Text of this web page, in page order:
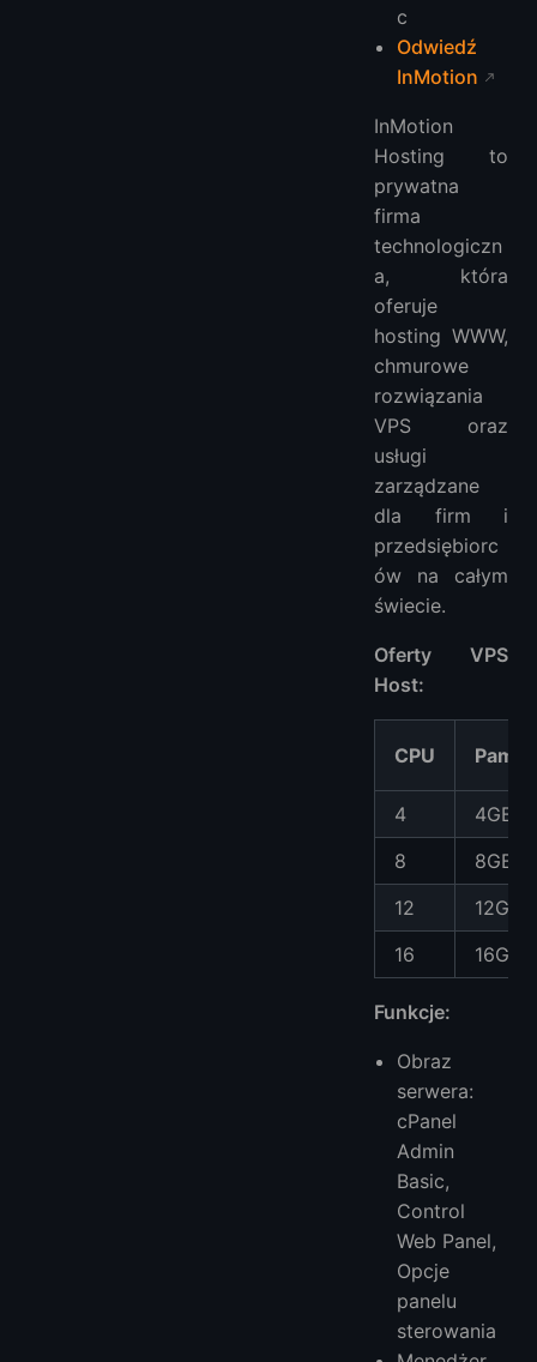
c
Odwiedź
InMotion
InMotion
Hosting to
prywatna
firma
technologiczn
a, która
oferuje
hosting WWW,
chmurowe
rozwiązania
VPS oraz
usługi
zarządzane
dla firm i
przedsiębiorc
ów na całym
świecie.
Oferty VPS
Host:
CPU
4
4GB
8
8GB
12
12GB
16
16GB
Funkcje:
Obraz
serwera:
cPanel
Admin
Basic,
Control
Web Panel,
Opcje
panelu
sterowania